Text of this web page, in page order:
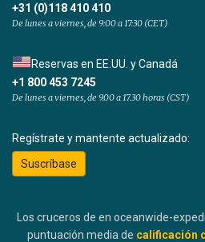
+31 (0)118 410 410
De lunes a viernes, de 9:00 a 17:30 (CET)
Reservas en EE.UU. y Canadá
+1 800 453 7245
De lunes a viernes, de 9.00 a 17.30 horas (CST)
Regístrate y mantente actualizado:
Suscríbase
Los cruceros de en oceanwide-
puntuación media de calificación